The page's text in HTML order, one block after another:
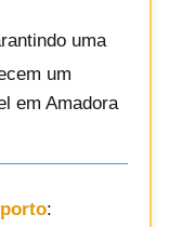
uma
um
em Amadora
: